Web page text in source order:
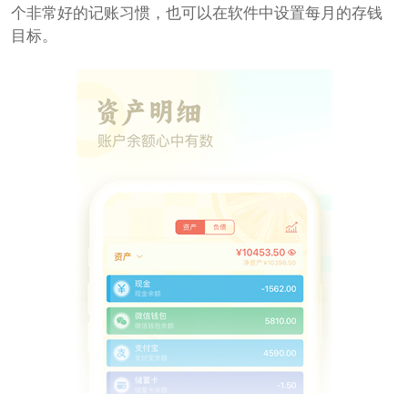
个非常好的记账习惯，也可以在软件中设置每月的存钱
目标。